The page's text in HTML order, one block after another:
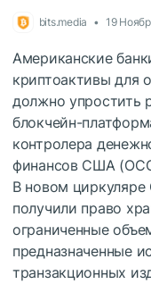
bits.media 19
Американские
криптоактивы для
должно упростить
блокчейн-
контролера
финансов США
В новом циркуляре
получили право
ограниченные
предназначенные
транзакционных